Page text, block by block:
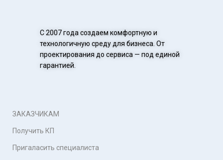
С 2007 года создаем комфортную и
технологичную среду для бизнеса. От
проектирования до сервиса — под единой
гарантией.
ЗАКАЗЧИКАМ
Получить КП
Пригаласить специалиста